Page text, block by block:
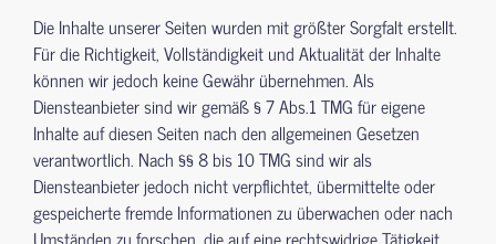
Die Inhalte unserer Seiten wurden mit größter Sorgfalt erstellt.
Für die Richtigkeit, Vollständigkeit und Aktualität der Inhalte
können wir jedoch keine Gewähr übernehmen. Als
Diensteanbieter sind wir gemäß § 7 Abs.1 TMG für eigene
Inhalte auf diesen Seiten nach den allgemeinen Gesetzen
verantwortlich. Nach §§ 8 bis 10 TMG sind wir als
Diensteanbieter jedoch nicht verpflichtet, übermittelte oder
gespeicherte fremde Informationen zu überwachen oder nach